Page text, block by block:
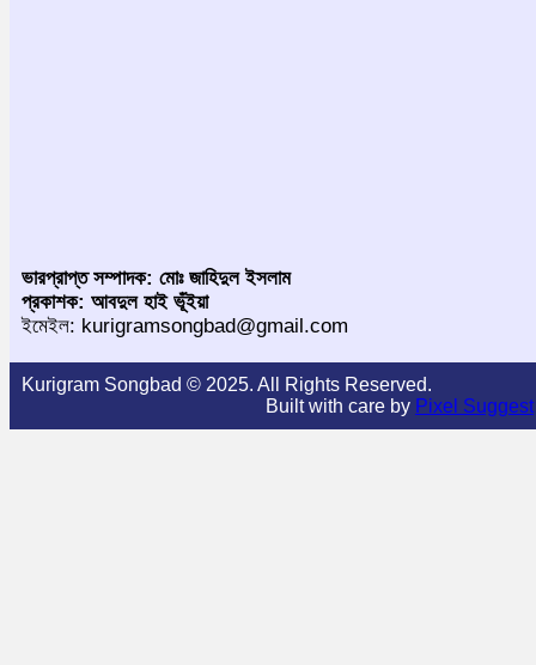
ভারপ্রাপ্ত সম্পাদক: মোঃ জাহিদুল ইসলাম
প্রকাশক: আবদুল হাই ভূঁইয়া
ইমেইল: kurigramsongbad@gmail.com
Kurigram Songbad © 2025. All Rights Reserved.
Built with care by Pixel Suggest